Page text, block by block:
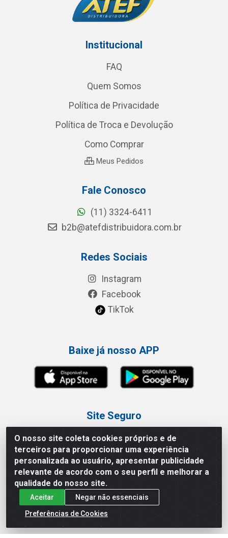
O nosso site coleta cookies próprios e de
terceiros para proporcionar uma experiência
personalizada ao usuário, apresentar publicidade
relevante de acordo com o seu perfil e melhorar a
qualidade do nosso site.
Aceitar
Negar não essenciais
Preferências de Cookies
Institucional
FAQ
Quem Somos
Política de Privacidade
Política de Troca e Devolução
Como Comprar
Meus Pedidos
Fale Conosco
(11) 3324-6411
b2b@atefdistribuidora.com.br
Redes Sociais
Instagram
Facebook
TikTok
Baixe já nosso APP
Site Seguro
Loja / Showroom
Tel.: (11) 3227-0546
Av Vautier, 587/597 - Pari - São Paulo/SP